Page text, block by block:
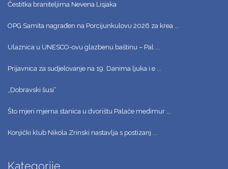
Čestitka braniteljima Nevena Lisjaka
OPG Samita nagrađen na Porcijunkulovu 2026 za krea ...
Ulaznica u UNESCO-ovu glazbenu baštinu – Pal ...
Prijavnica za sudjelovanje na 19. Danima ljuka i e ...
„Dobravski šusi“
Što mjeri mjerna stanica u dvorištu Palače međimur ...
Konjički klub Nikola Zrinski nastavlja s postizanj ...
Kategorije